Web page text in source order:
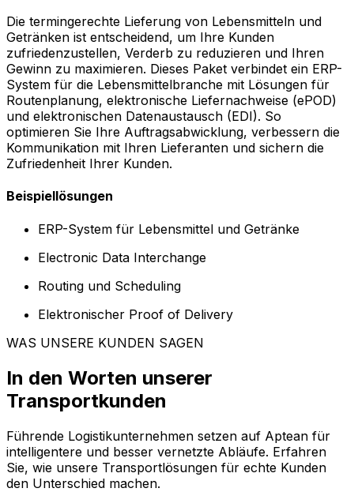
Die termingerechte Lieferung von Lebensmitteln und
Getränken ist entscheidend, um Ihre Kunden
zufriedenzustellen, Verderb zu reduzieren und Ihren
Gewinn zu maximieren. Dieses Paket verbindet ein ERP-
System für die Lebensmittelbranche mit Lösungen für
Routenplanung, elektronische Liefernachweise (ePOD)
und elektronischen Datenaustausch (EDI). So
optimieren Sie Ihre Auftragsabwicklung, verbessern die
Kommunikation mit Ihren Lieferanten und sichern die
Zufriedenheit Ihrer Kunden.
Beispiellösungen
ERP-System für Lebensmittel und Getränke
Electronic Data Interchange
Routing und Scheduling
Elektronischer Proof of Delivery
WAS UNSERE KUNDEN SAGEN
In den Worten unserer
Transportkunden
Führende Logistikunternehmen setzen auf Aptean für
intelligentere und besser vernetzte Abläufe. Erfahren
Sie, wie unsere Transportlösungen für echte Kunden
den Unterschied machen.